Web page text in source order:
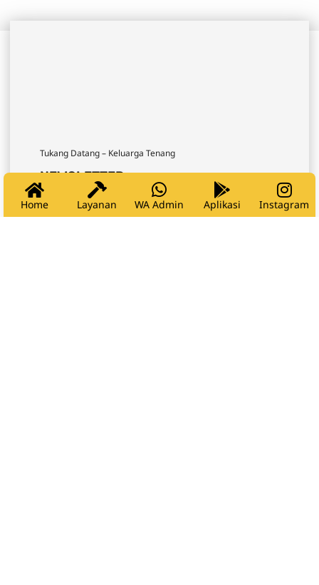
Tukang Datang – Keluarga Tenang
NEWSLETTER
Home Layanan WA Admin Aplikasi Instagram